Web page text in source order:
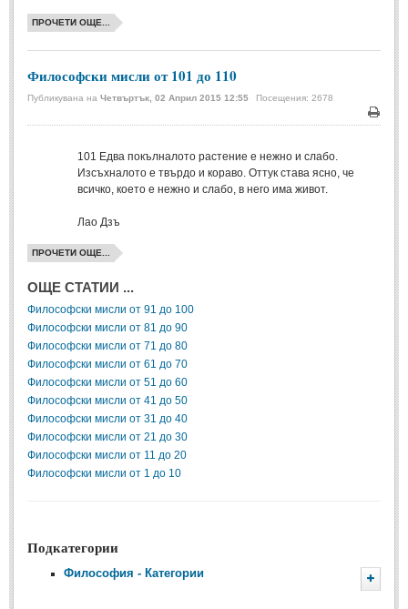
Post: 28 Юни 2018
Усмивката
Нищо не съществува
Post: 28 Юни 2018
СПОДЕЛЕНО
Забавно
Любопитно
Отражения
Какво е любовта?
Непоискани съвети
ПРОЧЕТИ ОЩЕ...
Философски мисли от 101 до 110
Публикувана на Четвъртък, 02 Април 2015 12:55 Посещения: 2678
Печат
101 Едва покълналото растение е нежно и слабо.
Изсъхналото е твърдо и кораво. Оттук става ясно, че
всичко, което е нежно и слабо, в него има живот.
Лао Дзъ
ПРОЧЕТИ ОЩЕ...
ОЩЕ СТАТИИ ...
Философски мисли от 91 до 100
Философски мисли от 81 до 90
Философски мисли от 71 до 80
Философски мисли от 61 до 70
Философски мисли от 51 до 60
Философски мисли от 41 до 50
Философски мисли от 31 до 40
Философски мисли от 21 до 30
Философски мисли от 11 до 20
Философски мисли от 1 до 10
Подкатегории
Философия - Категории